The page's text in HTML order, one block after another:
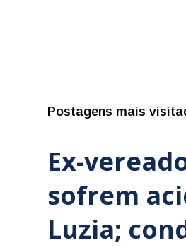
Postagens mais
Ex-
sofrem
Luzia;